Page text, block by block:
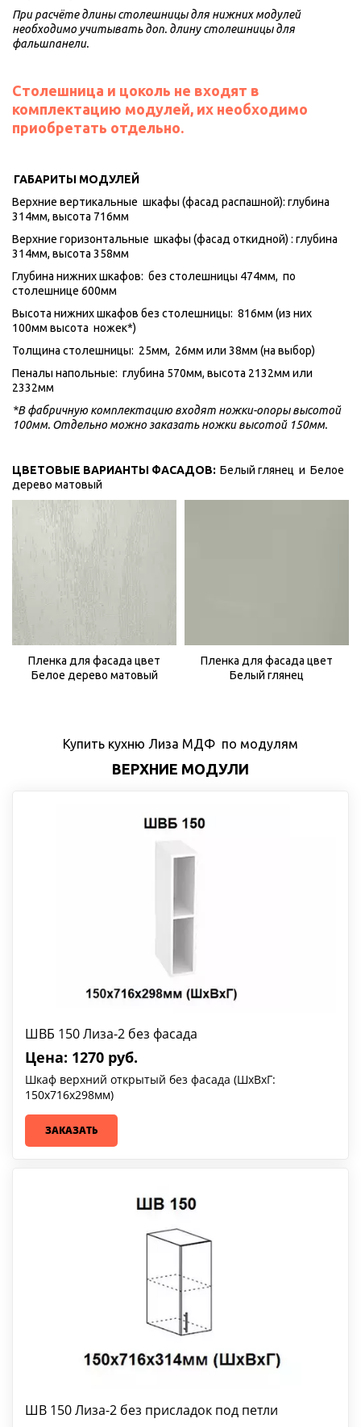
При расчёте длины столешницы для нижних модулей
необходимо учитывать доп. длину столешницы для
фальшпанели.
Столешница и цоколь не входят в
комплектацию модулей, их необходимо
приобретать отдельно.
ГАБАРИТЫ МОДУЛЕЙ
Верхние вертикальные  шкафы (фасад распашной): глубина
314мм, высота 716мм
Верхние горизонтальные  шкафы (фасад откидной) : глубина
314мм, высота 358мм
Глубина нижних шкафов:  без столешницы 474мм,  по
столешнице 600мм
Высота нижних шкафов без столешницы:  816мм (из них
100мм высота  ножек*)
Толщина столешницы:  25мм,  26мм или 38мм (на выбор)
Пеналы напольные:  глубина 570мм, высота 2132мм или
2332мм
*В фабричную комплектацию входят ножки-опоры высотой
100мм. Отдельно можно заказать ножки высотой 150мм.
ЦВЕТОВЫЕ ВАРИАНТЫ ФАСАДОВ: Белый глянец  и  Белое
дерево матовый
Пленка для фасада цвет
Белое дерево матовый
Пленка для фасада цвет
Белый глянец
Купить кухню Лиза МДФ  по модулям
ВЕРХНИЕ МОДУЛИ
ШВБ 150 Лиза-2 без фасада
Цена: 1270 руб.
Шкаф верхний открытый без фасада (ШхВхГ:
150х716х298мм)
ЗАКАЗАТЬ
ШВ 150 Лиза-2 без присладок под петли